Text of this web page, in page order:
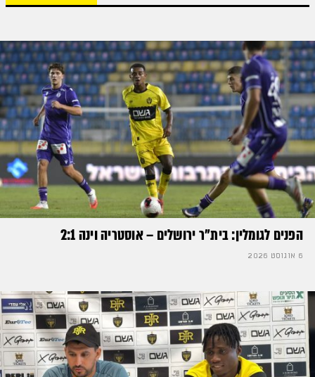
הפנים לגומלין: בית״ר ירושלים – אוסטריה וינה 2:1
6 אוגוסט 2026